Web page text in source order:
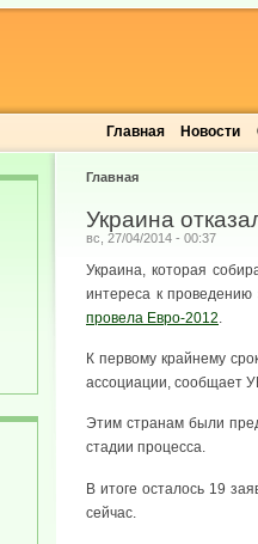
Главная Новости
Главная
Украина
вс, 27/04/2014 - 00:37
Украина, которая
интереса к
провела Евро-2012
К первому крайнему
ассоциации, сообщает
Этим странам были
стадии процесса.
В итоге осталось 19
сейчас.